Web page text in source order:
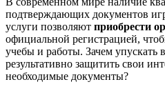
подтверждающих документов
услуги позволяют приобрести
официальной регистрацией,
учебы и работы. Зачем упускать
результативно защитить свои
необходимые документы?